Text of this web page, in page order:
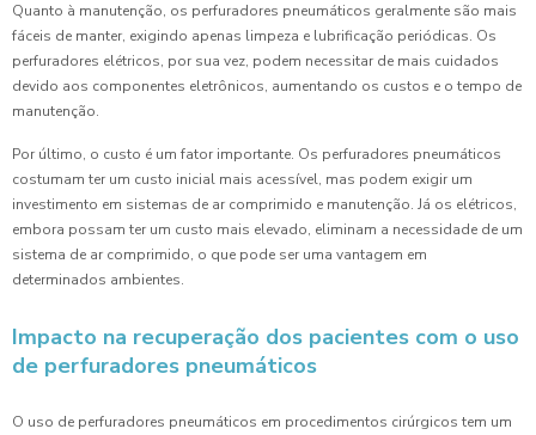
Quanto à manutenção, os perfuradores pneumáticos geralmente são mais
fáceis de manter, exigindo apenas limpeza e lubrificação periódicas. Os
perfuradores elétricos, por sua vez, podem necessitar de mais cuidados
devido aos componentes eletrônicos, aumentando os custos e o tempo de
manutenção.
Por último, o custo é um fator importante. Os perfuradores pneumáticos
costumam ter um custo inicial mais acessível, mas podem exigir um
investimento em sistemas de ar comprimido e manutenção. Já os elétricos,
embora possam ter um custo mais elevado, eliminam a necessidade de um
sistema de ar comprimido, o que pode ser uma vantagem em
determinados ambientes.
Impacto na recuperação dos pacientes com o uso
de perfuradores pneumáticos
O uso de perfuradores pneumáticos em procedimentos cirúrgicos tem um